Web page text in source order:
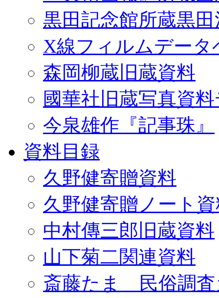
黒田記念館所蔵黒
X線フィルムデータ
森岡柳蔵旧蔵資料
國華社旧蔵写真資
今泉雄作『記事珠』
資料目録
久野健寄贈資料
久野健寄贈ノート
中村傳三郎旧蔵資料
山下菊二関連資料
斎藤たま 民俗調査